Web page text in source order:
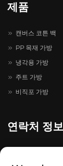
제품
캔버스 코튼 백
PP 목재 가방
냉각용 가방
주트 가방
비직포 가방
연락처 정보
402호